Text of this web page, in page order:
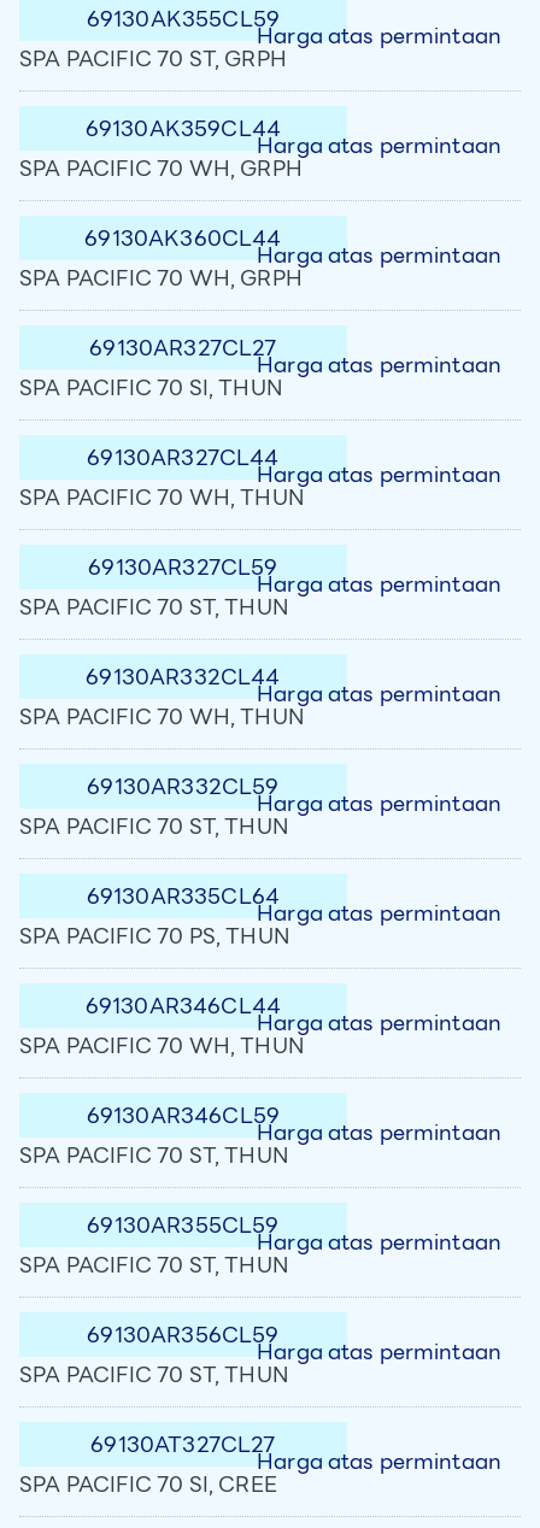
69130AK355CL59
SPA PACIFIC 70 ST, GRPH
Harga atas permintaan
69130AK359CL44
SPA PACIFIC 70 WH, GRPH
Harga atas permintaan
69130AK360CL44
SPA PACIFIC 70 WH, GRPH
Harga atas permintaan
69130AR327CL27
SPA PACIFIC 70 SI, THUN
Harga atas permintaan
69130AR327CL44
SPA PACIFIC 70 WH, THUN
Harga atas permintaan
69130AR327CL59
SPA PACIFIC 70 ST, THUN
Harga atas permintaan
69130AR332CL44
SPA PACIFIC 70 WH, THUN
Harga atas permintaan
69130AR332CL59
SPA PACIFIC 70 ST, THUN
Harga atas permintaan
69130AR335CL64
SPA PACIFIC 70 PS, THUN
Harga atas permintaan
69130AR346CL44
SPA PACIFIC 70 WH, THUN
Harga atas permintaan
69130AR346CL59
SPA PACIFIC 70 ST, THUN
Harga atas permintaan
69130AR355CL59
SPA PACIFIC 70 ST, THUN
Harga atas permintaan
69130AR356CL59
SPA PACIFIC 70 ST, THUN
Harga atas permintaan
69130AT327CL27
SPA PACIFIC 70 SI, CREE
Harga atas permintaan